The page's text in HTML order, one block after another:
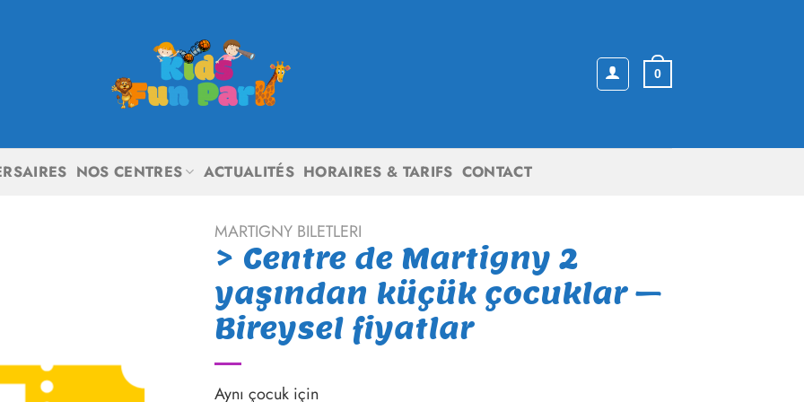
0
NOS CENTRES ACTUALITÉS HORAIRES & TARIFS CONTACT
MARTIGNY BILETLERI
> Centre de Martigny 2
yaşından küçük çocuklar –
Bireysel fiyatlar
Aynı çocuk için